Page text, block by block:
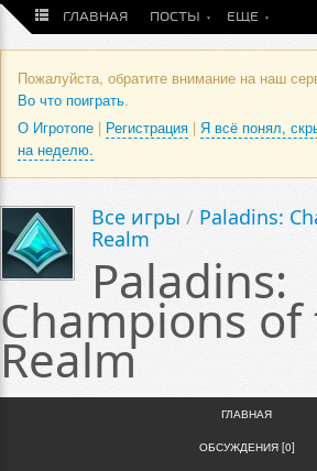
ГЛАВНАЯ ПОСТЫ ЕЩЕ
Пожалуйста, обратите внимание на наш
Во что поиграть.
О Игротопе | Регистрация | Я всё понял,
на неделю.
Все игры / Paladins:
Realm
Paladins:
Champions of
Realm
ГЛАВНАЯ
ОБСУЖДЕНИЯ [0]